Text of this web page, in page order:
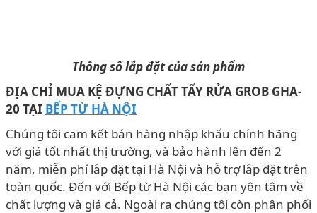
Thông số lắp đặt của sản phẩm
ĐỊA CHỈ MUA KỆ ĐỰNG CHẤT TẨY RỬA GROB GHA-
20 TẠI BẾP TỪ HÀ NỘI
Chúng tôi cam kết bán hàng nhập khẩu chính hãng
với giá tốt nhất thị trường, và bảo hành lên đến 2
năm, miễn phí lắp đặt tại Hà Nội và hỗ trợ lắp đặt trên
toàn quốc. Đến với Bếp từ Hà Nội các bạn yên tâm về
chất lượng và giá cả. Ngoài ra chúng tôi còn phân phối